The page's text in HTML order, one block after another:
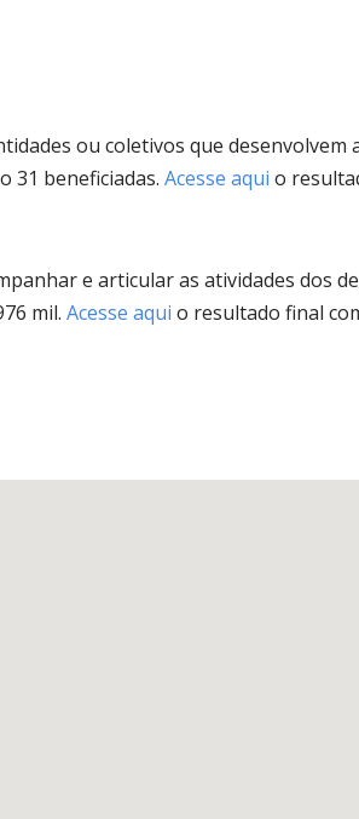
ou coletivos que desenvolvem
31 beneficiadas. Acesse aqui o
e articular as atividades dos
mil. Acesse aqui o resultado final